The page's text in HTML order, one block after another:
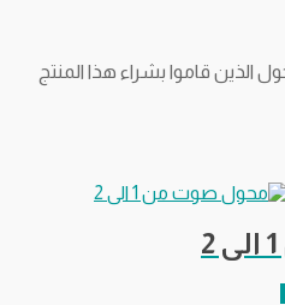
قاموا بشراء هذا المنتج